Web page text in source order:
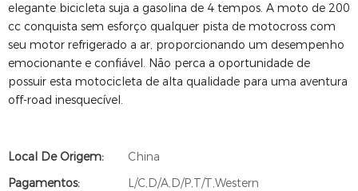
elegante bicicleta suja a gasolina de 4 tempos. A moto de 200
cc conquista sem esforço qualquer pista de motocross com
seu motor refrigerado a ar, proporcionando um desempenho
emocionante e confiável. Não perca a oportunidade de
possuir esta motocicleta de alta qualidade para uma aventura
off-road inesquecível.
Local De Origem:
China
Pagamentos:
L/C,D/A,D/P,T/T,Western